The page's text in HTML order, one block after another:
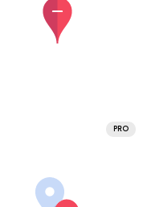
PRO